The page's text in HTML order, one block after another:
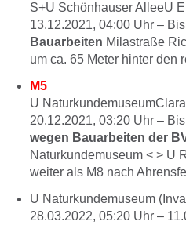
S+U Schönhauser AlleeU
13.12.2021, 04:00 Uhr –
Bauarbeiten Milastraße
um ca. 65 Meter hinter den
M5
U
20.12.2021, 03:20 Uhr –
wegen Bauarbeiten der
Naturkundemuseum < > U
weiter als M8 nach
U Naturkundemuseum
28.03.2022, 05:20 Uhr –